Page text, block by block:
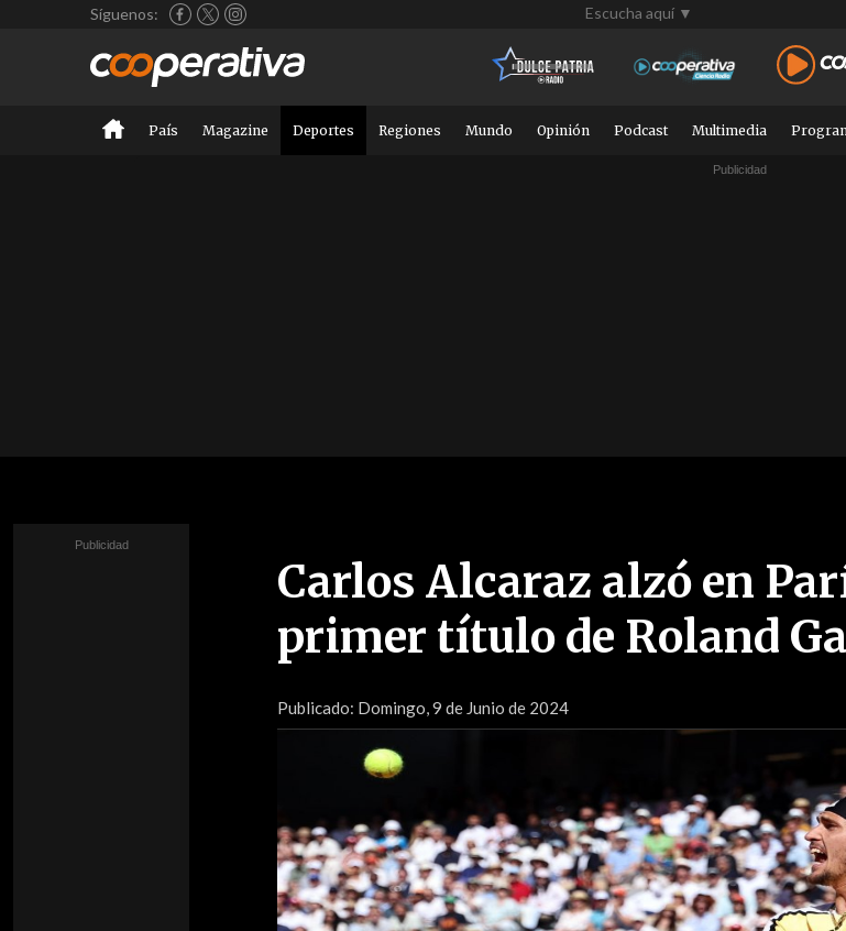
Síguenos: Escucha aquí ▼
País Magazine Deportes Regiones Mundo Opinión Podcast Multimedia
Carlos Alcaraz alzó en
primer título de Roland
Publicado: Domingo, 9 de Junio de 2024